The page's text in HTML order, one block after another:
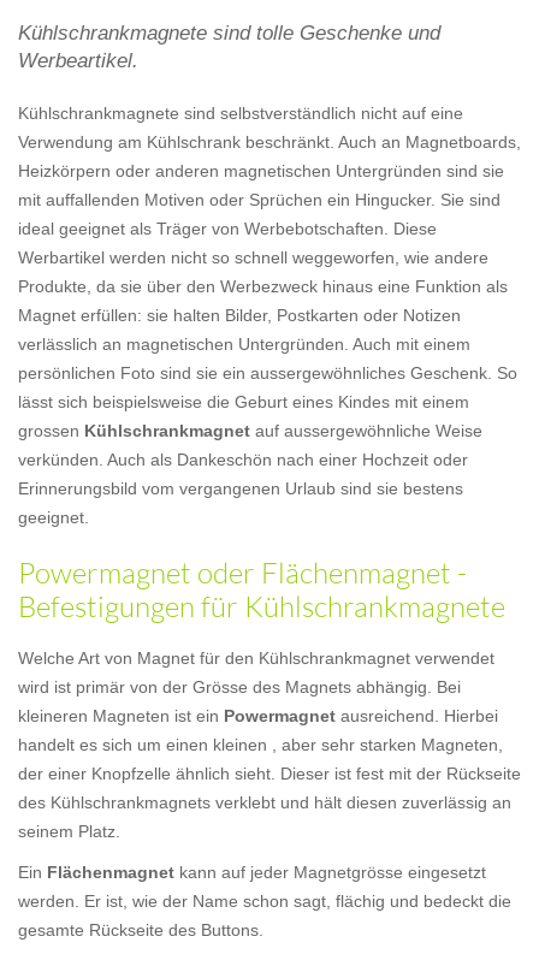
Kühlschrankmagnete sind tolle Geschenke und
Werbeartikel.
Kühlschrankmagnete sind selbstverständlich nicht auf eine
Verwendung am Kühlschrank beschränkt. Auch an Magnetboards,
Heizkörpern oder anderen magnetischen Untergründen sind sie
mit auffallenden Motiven oder Sprüchen ein Hingucker. Sie sind
ideal geeignet als Träger von Werbebotschaften. Diese
Werbartikel werden nicht so schnell weggeworfen, wie andere
Produkte, da sie über den Werbezweck hinaus eine Funktion als
Magnet erfüllen: sie halten Bilder, Postkarten oder Notizen
verlässlich an magnetischen Untergründen. Auch mit einem
persönlichen Foto sind sie ein aussergewöhnliches Geschenk. So
lässt sich beispielsweise die Geburt eines Kindes mit einem
grossen Kühlschrankmagnet auf aussergewöhnliche Weise
verkünden. Auch als Dankeschön nach einer Hochzeit oder
Erinnerungsbild vom vergangenen Urlaub sind sie bestens
geeignet.
Powermagnet oder Flächenmagnet -
Befestigungen für Kühlschrankmagnete
Welche Art von Magnet für den Kühlschrankmagnet verwendet
wird ist primär von der Grösse des Magnets abhängig. Bei
kleineren Magneten ist ein Powermagnet ausreichend. Hierbei
handelt es sich um einen kleinen , aber sehr starken Magneten,
der einer Knopfzelle ähnlich sieht. Dieser ist fest mit der Rückseite
des Kühlschrankmagnets verklebt und hält diesen zuverlässig an
seinem Platz.
Ein Flächenmagnet kann auf jeder Magnetgrösse eingesetzt
werden. Er ist, wie der Name schon sagt, flächig und bedeckt die
gesamte Rückseite des Buttons.